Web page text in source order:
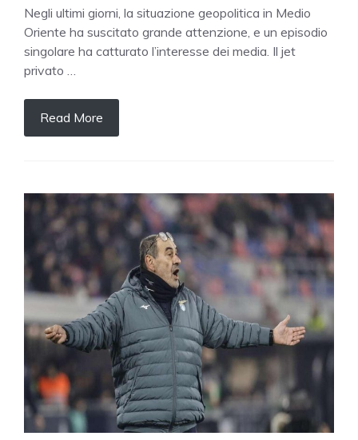
Negli ultimi giorni, la situazione geopolitica in Medio
Oriente ha suscitato grande attenzione, e un episodio
singolare ha catturato l’interesse dei media. Il jet
privato …
Read More